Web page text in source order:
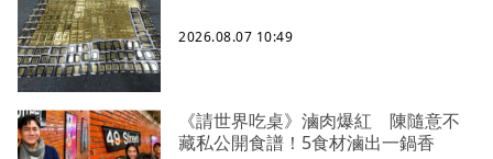
2026.08.07 10:49
《請世界吃桌》滷肉爆紅 陳隨意不
藏私公開食譜！5食材滷出一鍋香